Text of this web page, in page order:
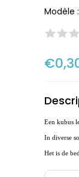
Modèle :
Een kubus
In diverse
Het is de